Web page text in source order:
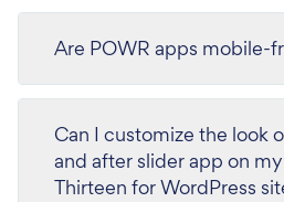
Are POWR apps mobile-
Can I customize the look
and after slider app on
Thirteen for WordPress